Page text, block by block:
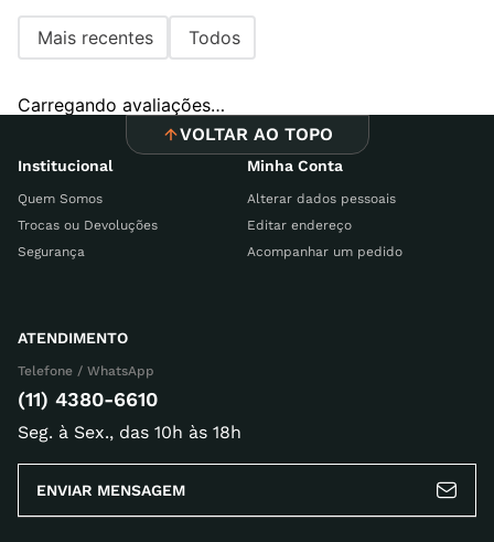
Título
Avalie o produto de 1 a 5 estrelas
Seu nome
Escreva uma avaliação
Mais recentes Todos
Carregando avaliações…
VOLTAR AO TOPO
Institucional
Quem Somos
Trocas ou Devoluções
Segurança
Minha Conta
Alterar dados pessoais
Editar endereço
Acompanhar um pedido
ATENDIMENTO
Telefone / WhatsApp
(11) 4380-6610
Seg. à Sex., das 10h às 18h
ENVIAR MENSAGEM